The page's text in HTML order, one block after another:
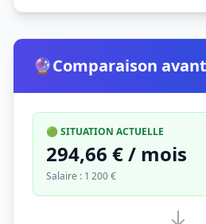
🔮Comparaison
🟢 SITUATION ACTUELLE
294,66 € / mois
Salaire : 1 200 €